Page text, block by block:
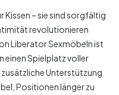
– sie sind sorgfältig
revolutionieren
Liberator Sexmöbeln ist
einen Spielplatz voller
Unterstützung
Positionen länger zu